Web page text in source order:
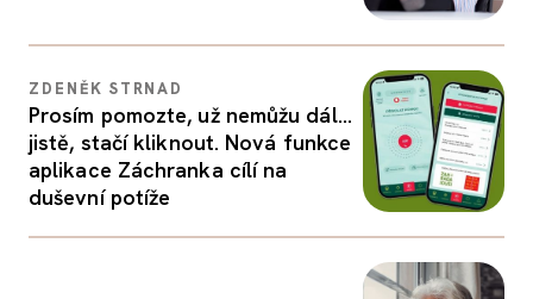
ZDENĚK STRNAD
Prosím pomozte, už nemůžu dál…
jistě, stačí kliknout. Nová funkce
aplikace Záchranka cílí na
duševní potíže